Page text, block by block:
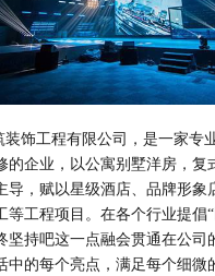
装饰工程有限公司，是一家专
的企业，以公寓别墅洋房，复
导，赋以星级酒店、品牌形象
等工程项目。在各个行业提倡
坚持吧这一点融会贯通在公司
中的每个亮点，满足每个细微